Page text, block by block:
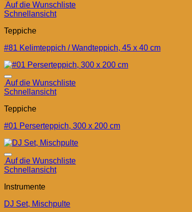
Auf die Wunschliste
Schnellansicht
Teppiche
#81 Kelimteppich / Wandteppich, 45 x 40 cm
Auf die Wunschliste
Schnellansicht
Teppiche
#01 Perserteppich, 300 x 200 cm
Auf die Wunschliste
Schnellansicht
Instrumente
DJ Set, Mischpulte